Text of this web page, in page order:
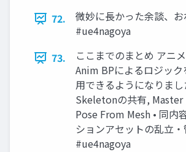
72.
微妙に長かった余談、お
#ue4nagoya
73.
ここまでのまとめ アニ
Anim BPによるロジッ
用できるようになりまし
Skeletonの共有, Master
Pose From Mesh • 同内
ションアセットの乱立
#ue4nagoya